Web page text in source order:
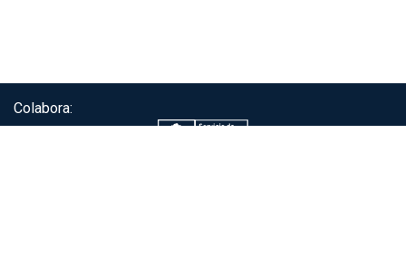
Colabora: